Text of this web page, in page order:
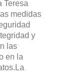
Teresa
medidas
y
las
en la